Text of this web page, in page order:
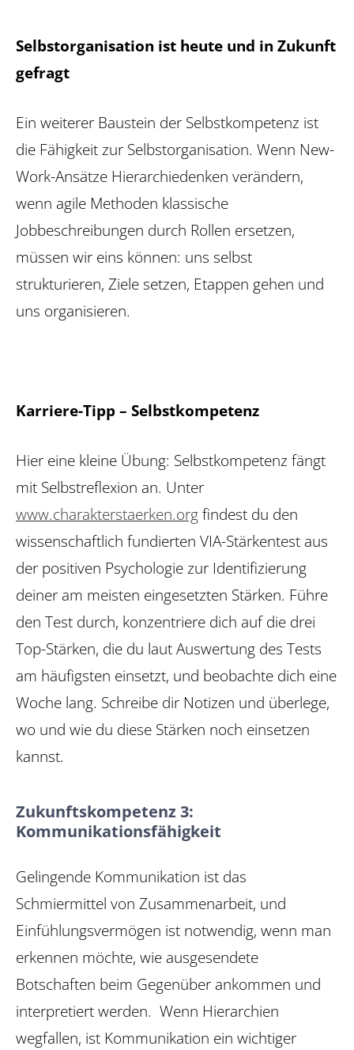
Selbstorganisation ist heute und in Zukunft
gefragt
Ein weiterer Baustein der Selbstkompetenz ist
die Fähigkeit zur Selbstorganisation. Wenn New-
Work-Ansätze Hierarchie­denken verändern,
wenn agile Methoden klassische
Jobbeschreibungen durch Rollen ersetzen,
müssen wir eins können: uns selbst
strukturieren, Ziele setzen, Etappen gehen und
uns organisieren.
Karriere-Tipp – Selbstkompetenz
Hier eine kleine Übung: Selbstkompetenz fängt
mit Selbst­reflexion an. Unter
www.charakterstaerken.orgfindest du den
wissenschaftlich fundierten VIA-Stärkentest aus
der positiven Psychologie zur Identifizierung
deiner am meisten eingesetzten Stärken. Führe
den Test durch, konzentriere dich auf die drei
Top-Stärken, die du laut Auswertung des Tests
am häufigsten einsetzt, und beobachte dich eine
Woche lang. Schreibe dir Notizen und überlege,
wo und wie du diese Stärken noch einsetzen
kannst.
Zukunftskompetenz 3:
Kommunikationsfähigkeit
Gelingende Kommunikation ist das
Schmiermittel von Zusammenarbeit, und
Einfühlungsvermögen ist notwendig, wenn man
erkennen möchte, wie ausgesendete
Botschaften beim Gegenüber ankommen und
interpretiert werden. Wenn Hierarchien
wegfallen, ist Kommunikation ein wichtiger